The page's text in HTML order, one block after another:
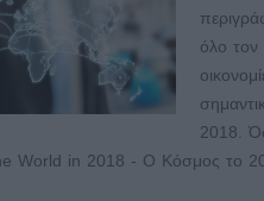
όλο τον
2018.
World in 2018 - Ο Κόσμος το